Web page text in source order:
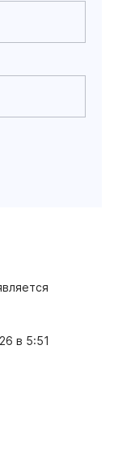
в 5:51